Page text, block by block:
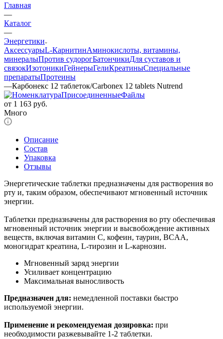
Главная
—
Каталог
—
Энергетики
АксессуарыL-КарнитинАминокислоты, витамины,
минералыПротив судорогБатончикиДля суставов и
связокИзотоникиГейнерыГелиКреатиныСпециальные
препаратыПротеины
—Карбонекс 12 таблеток/Carbonex 12 tablets Nutrend
от 1 163 руб.
Много
Описание
Состав
Упаковка
Отзывы
Энергетические таблетки предназначены для растворения во
рту и, таким образом, обеспечивают мгновенный источник
энергии.
Таблетки предназначены для растворения во рту обеспечивая
мгновенный источник энергии и высвобождение активных
веществ, включая витамин С, кофеин, таурин, BCAA,
моногидрат креатина, L-тирозин и L-карнозин.
Мгновенный заряд энергии
Усиливает концентрацию
Максимальная выносливость
Предназначен для: немедленной поставки быстро
используемой энергии.
Применение и рекомендуемая дозировка: при
необходимости разжевывайте 1-2 таблетки.